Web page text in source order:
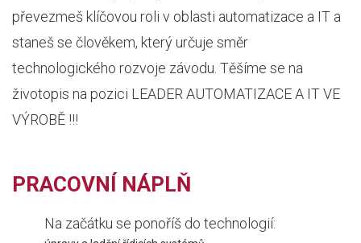
převezmeš klíčovou roli v oblasti automatizace a IT a
staneš se člověkem, který určuje směr
technologického rozvoje závodu. Těšíme se na
životopis na pozici LEADER AUTOMATIZACE A IT VE
VÝROBĚ !!!
PRACOVNÍ NÁPLŇ
Na začátku se ponoříš do technologií: